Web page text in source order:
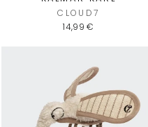
CLOUD7
14,99 €